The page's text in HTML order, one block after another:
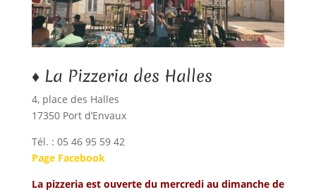
♦ La Pizzeria des Halles
4, place des Halles
17350 Port d’Envaux
Tél. : 05 46 95 59 42
Page Facebook
La pizzeria est ouverte du mercredi au dimanche de